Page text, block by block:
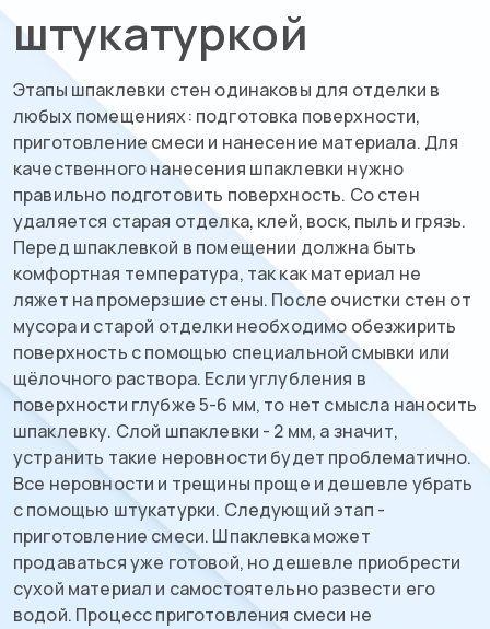
штукатуркой
Этапы шпаклевки стен одинаковы для отделки в
любых помещениях: подготовка поверхности,
приготовление смеси и нанесение материала. Для
качественного нанесения шпаклевки нужно
правильно подготовить поверхность. Со стен
удаляется старая отделка, клей, воск, пыль и грязь.
Перед шпаклевкой в помещении должна быть
комфортная температура, так как материал не
ляжет на промерзшие стены. После очистки стен от
мусора и старой отделки необходимо обезжирить
поверхность с помощью специальной смывки или
щёлочного раствора. Если углубления в
поверхности глубже 5-6 мм, то нет смысла наносить
шпаклевку. Слой шпаклевки - 2 мм, а значит,
устранить такие неровности будет проблематично.
Все неровности и трещины проще и дешевле убрать
с помощью штукатурки. Следующий этап -
приготовление смеси. Шпаклевка может
продаваться уже готовой, но дешевле приобрести
сухой материал и самостоятельно развести его
водой. Процесс приготовления смеси не